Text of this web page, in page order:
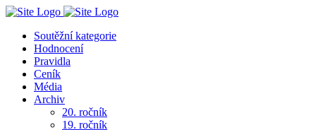
Soutěžní kategorie
Hodnocení
Pravidla
Ceník
Média
Archiv
20. ročník
19. ročník